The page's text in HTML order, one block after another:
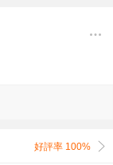
好評率 100%